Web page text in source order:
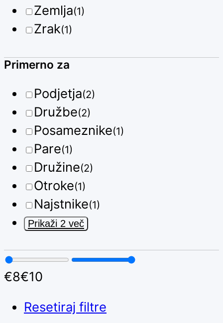
Zemlja(1)
Zrak(1)
Primerno za
Podjetja(2)
Družbe(2)
Posameznike(1)
Pare(1)
Družine(2)
Otroke(1)
Najstnike(1)
Prikaži 2 več
€8€10
Resetiraj filtre